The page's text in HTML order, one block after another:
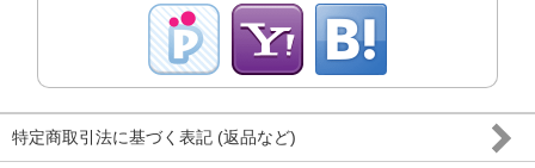
特定商取引法に基づく表記 (返品など)